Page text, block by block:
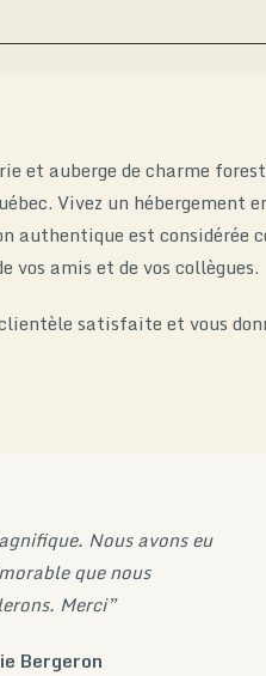
et auberge de charme
Vivez un hébergement
authentique est
vos amis et de vos collègues.
satisfaite et vous
Nous avons eu
que nous
Merci”
Bergeron